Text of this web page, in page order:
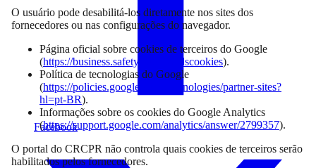
Facebook
O usuário pode desabilitá-los diretamente nos sites dos
fornecedores ou nas configurações do navegador.
Página oficial sobre cookies de terceiros do Google
(https://business.safety.google/adscookies).
Política de tecnologias do Google
(https://policies.google.com/technologies/partner-sites?
hl=pt-BR).
Informações sobre os cookies do Google Analytics
(https://support.google.com/analytics/answer/2799357).
O portal do CRCPR não controla quais cookies de terceiros serão
habilitados pelos fornecedores.